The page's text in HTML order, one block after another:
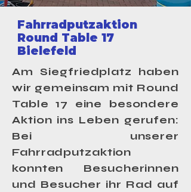
Fahrradputzaktion
Round Table 17
Bielefeld
Am Siegfriedplatz haben
wir gemeinsam mit Round
Table 17 eine besondere
Aktion ins Leben gerufen:
Bei unserer
Fahrradputzaktion
konnten Besucherinnen
und Besucher ihr Rad auf